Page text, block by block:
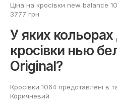
Ціна на кросівки new balance
3777 грн.
У яких кольорах
кросівки нью
Original?
Кросівки 1064 представлені в
Коричневий